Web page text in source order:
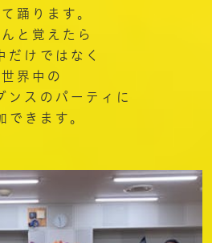
踊ります。
と覚えたら
だけではなく
世界中の
ンスのパーティに
できます。